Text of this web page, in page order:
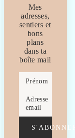
Mes
adresses,
sentiers et
bons
plans
dans ta
boîte mail
Prénom
Adresse
email
S'ABONNER